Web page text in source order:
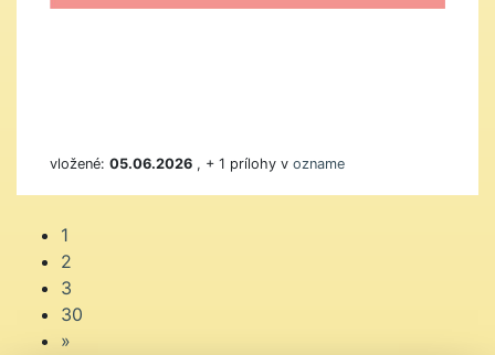
vložené: 05.06.2026 , + 1 prílohy v ozname
1
2
3
30
»